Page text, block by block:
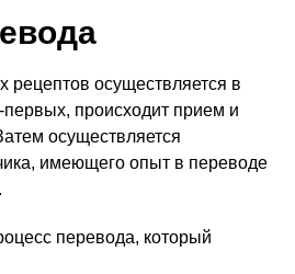
рецептов осуществляется в
первых, происходит прием и
осуществляется
имеющего опыт в переводе
перевода, который